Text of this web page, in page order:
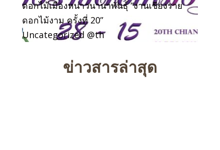
ดอกไม้เมืองหนาวนานาพันธุ์ “งานเชียงราย
ดอกไม้งาม ครั้งที่ 20”
Uncategorized @th
ข่าวสารล่าสุด